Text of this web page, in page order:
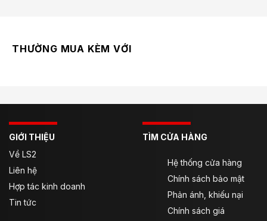
Thông tin về sản phẩm
Kiểu: găng ngắn tay,ôm gọn cổ tay, thao tác linh hoạt.
THƯỜNG MUA KÈM VỚI
GIỚI THIỆU
Về LS2
Liên hệ
Hợp tác kinh doanh
Tin tức
TÌM CỬA HÀNG
Hệ thống cửa hàng
Chính sách bảo mật
Phản ánh, khiếu nại
Chính sách giá